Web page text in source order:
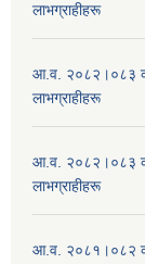
लाभग्राहीहरू
आ.व. २०८२।०८३ काे
लाभग्राहीहरू
आ.व. २०८२।०८३ काे
लाभग्राहीहरू
आ.व. २०८१।०८२ काे